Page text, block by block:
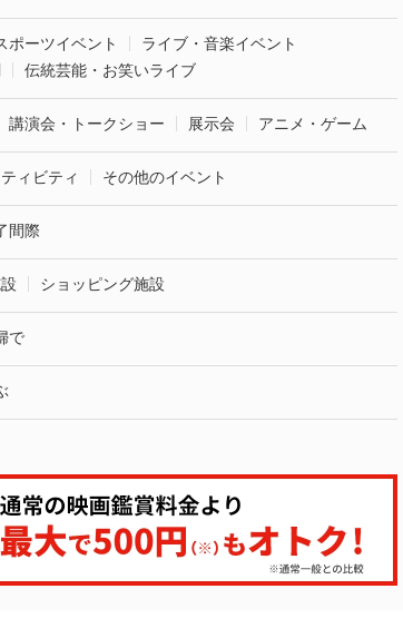
ポーツイベント
ライブ・音楽イベント
伝統芸能・お笑いライブ
講演会・トークショー 展示会 アニメ・ゲーム
ィビティ その他のイベント
間際
ショッピング施設
で